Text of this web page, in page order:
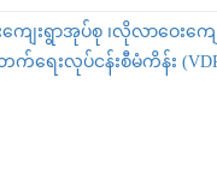
ကျေးရွာအုပ်စု ၊လိုလာဝေးက
ရေးလုပ်ငန်းစီမံကိန်း